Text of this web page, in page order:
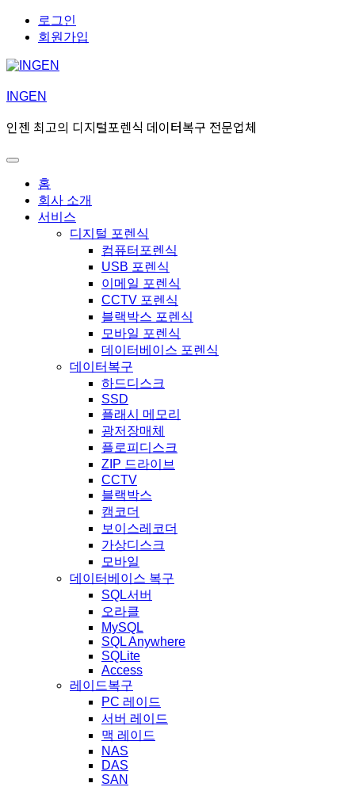
Skip
navigation
Skip
content
로그인
회원가입
INGEN
인젠 최고의 디지털포렌식 데이터복구 전문업체
Toggle
Primary
menu
홈
회사 소개
서비스
디지털 포렌식
컴퓨터포렌식
USB 포렌식
이메일 포렌식
CCTV 포렌식
블랙박스 포렌식
모바일 포렌식
데이터베이스 포렌식
데이터복구
하드디스크
SSD
플래시 메모리
광저장매체
플로피디스크
ZIP 드라이브
CCTV
블랙박스
캠코더
보이스레코더
가상디스크
모바일
데이터베이스 복구
SQL서버
오라클
MySQL
SQL Anywhere
SQLite
Access
레이드복구
PC 레이드
서버 레이드
맥 레이드
NAS
DAS
SAN